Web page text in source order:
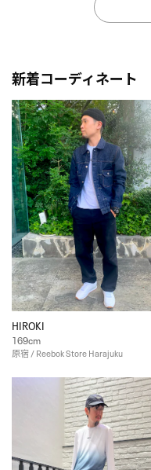
新着コーディネート
HIROKI
169cm
原宿 / Reebok Store Harajuku